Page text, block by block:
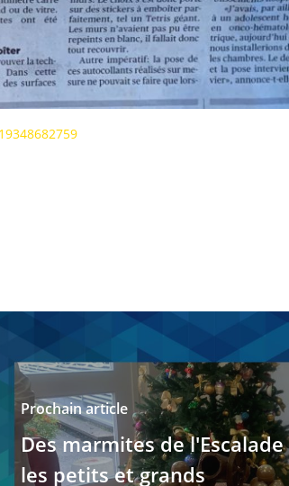
Prochain article
Des marmites de
les petits et grands